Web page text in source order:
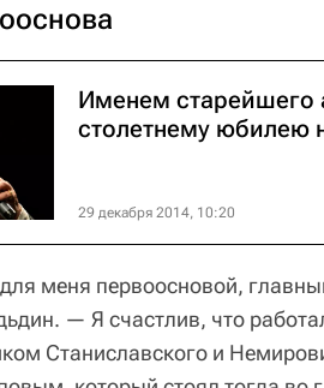
Именем старейшего
столетнему юбилею
29 декабря 2014, 10:20
меня первоосновой,
— Я счастлив, что
Станиславского и